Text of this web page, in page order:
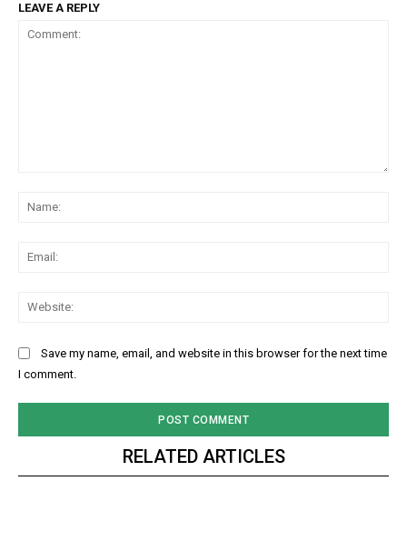
LEAVE A REPLY
Save my name, email, and website in this browser for the next time
I comment.
RELATED ARTICLES